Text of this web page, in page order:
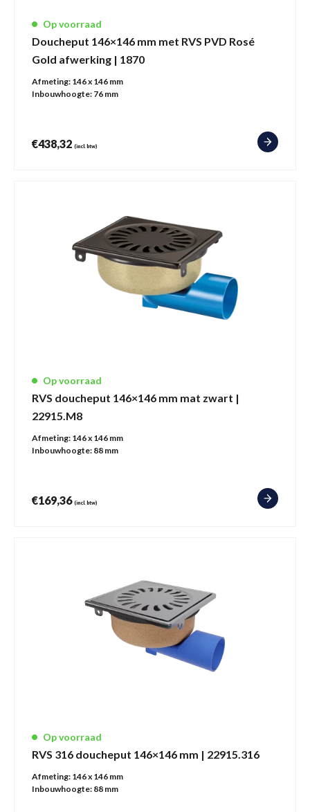
Op voorraad
Doucheput 146×146 mm met RVS PVD Rosé
Gold afwerking | 1870
Afmeting: 146 x 146 mm
Inbouwhoogte: 76 mm
€438,32 (incl. btw)
Op voorraad
RVS doucheput 146×146 mm mat zwart |
22915.M8
Afmeting: 146 x 146 mm
Inbouwhoogte: 88 mm
€169,36 (incl. btw)
Op voorraad
RVS 316 doucheput 146×146 mm | 22915.316
Afmeting: 146 x 146 mm
Inbouwhoogte: 88 mm